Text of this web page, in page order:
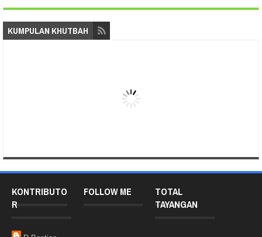
KUMPULAN KHUTBAH
KONTRIBUTO
R
FOLLOW ME
TOTAL
TAYANGAN